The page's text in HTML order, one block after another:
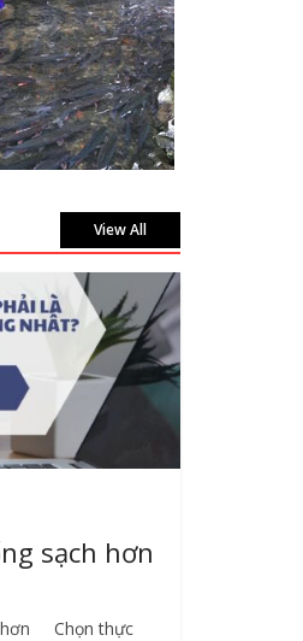
nhật mới nhất: Vở
sinh 96 trang giá
nhiêu tại 3 đại lý
có tiếng ở Tphcm
nay?
9, 2026
kính cửa lùa Siêu
nhất 2026 –
lượng cực đỉnh
7, 2026
View All
sạch hơn
hơn Chọn thực